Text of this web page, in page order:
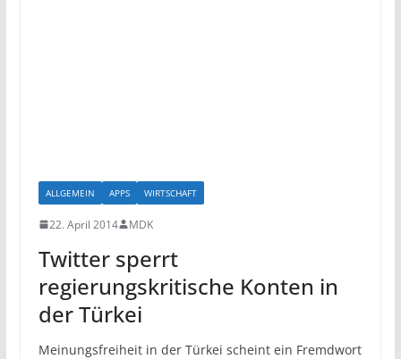
ALLGEMEIN APPS WIRTSCHAFT
22. April 2014 MDK
Twitter sperrt
regierungskritische Konten in
der Türkei
Meinungsfreiheit in der Türkei scheint ein Fremdwort